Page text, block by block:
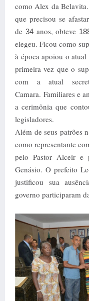
como Alex da
que precisou se
de 34anos, obteve
elegeu. Ficou como
à época apoiou o
primeira vez que o
com a atual
Camara. Familiares e
a cerimônia que
legisladores.
Além de seus patrões
como representante
pelo Pastor Alceir e
Genásio. O prefeito
justificou sua
governo participaram